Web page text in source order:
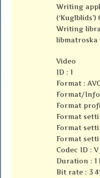
Writing
(‘Kuglblids’)
Writing
libmatroska
Video
ID : 1
Format :
Format/Info
Format
Format
Format
Format
Codec ID :
Duration : 1
Bit rate : 3